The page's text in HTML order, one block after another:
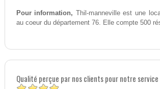
Pour information, Thil-manneville est une
au coeur du département 76. Elle compte 500
Qualité perçue par nos clients pour notre